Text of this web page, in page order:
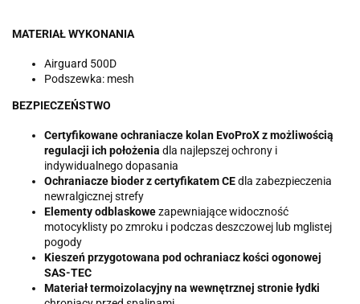
MATERIAŁ WYKONANIA
Airguard 500D
Podszewka: mesh
BEZPIECZEŃSTWO
Certyfikowane ochraniacze kolan EvoProXz możliwością
regulacji ich położenia dla najlepszej ochrony i
indywidualnego dopasania
Ochraniacze bioder z certyfikatem CEdla zabezpieczenia
newralgicznej strefy
Elementy odblaskowezapewniające widoczność
motocyklisty po zmroku i podczas deszczowej lub mglistej
pogody
Kieszeń przygotowana pod ochraniacz kości ogonowej
SAS-TEC
Materiał termoizolacyjny na wewnętrznej stronie łydki